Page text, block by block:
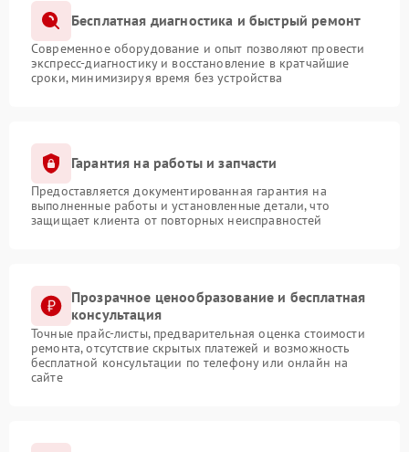
Бесплатная диагностика и быстрый ремонт
Современное оборудование и опыт позволяют провести
экспресс-диагностику и восстановление в кратчайшие
сроки, минимизируя время без устройства
Гарантия на работы и запчасти
Предоставляется документированная гарантия на
выполненные работы и установленные детали, что
защищает клиента от повторных неисправностей
Прозрачное ценообразование и бесплатная
консультация
Точные прайс-листы, предварительная оценка стоимости
ремонта, отсутствие скрытых платежей и возможность
бесплатной консультации по телефону или онлайн на
сайте